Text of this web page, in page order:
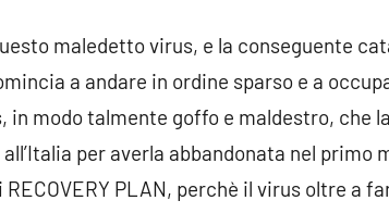
maledetto virus, e la conseguente
a andare in ordine sparso e a
in modo talmente goffo e maldestro, che
per averla abbandonata nel primo
PLAN, perchè il virus oltre a